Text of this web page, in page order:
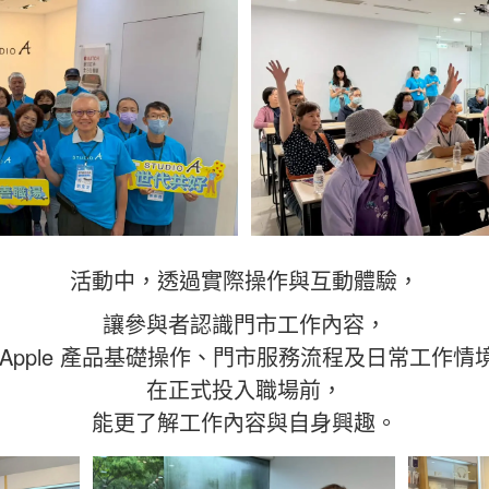
活動中，透過實際操作與互動體驗，
讓參與者認識門市工作內容，
產品基礎操作、門市服務流程及日常工作情
在正式投入職場前，
能更了解工作內容與自身興趣。